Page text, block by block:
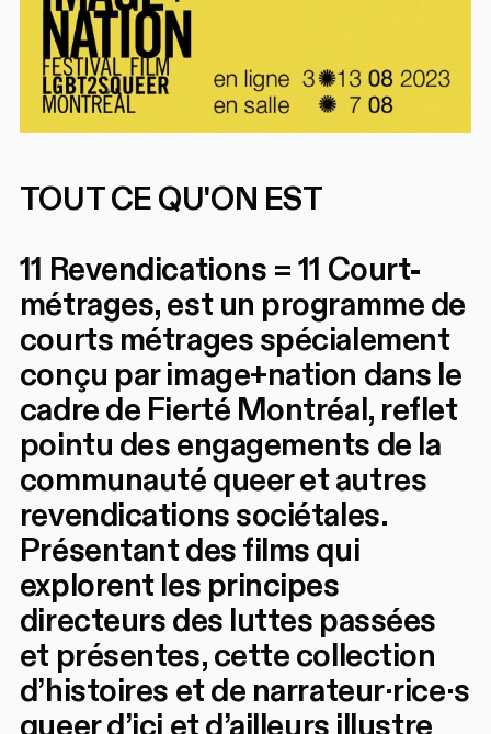
TOUT CE QU'ON EST
11 Revendications = 11 Court-
métrages, est un programme de
courts métrages spécialement
conçu par image+nation dans le
cadre de Fierté Montréal, reflet
pointu des engagements de la
communauté queer et autres
revendications sociétales.
Présentant des films qui
explorent les principes
directeurs des luttes passées
et présentes, cette collection
d’histoires et de narrateur·rice·s